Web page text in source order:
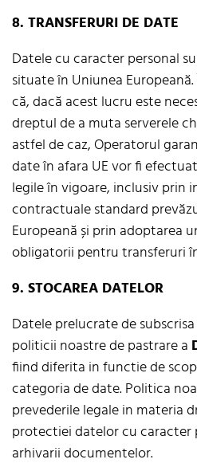
8. TRANSFERURI DE DATE
Datele cu caracter personal
situate în Uniunea
că, dacă acest lucru este
dreptul de a muta serverele
astfel de caz, Operatorul
date în afara UE vor fi
legile în vigoare, inclusiv prin
contractuale standard
Europeană și prin adoptarea
obligatorii pentru transferuri
9. STOCAREA DATELOR
Datele prelucrate de
politicii noastre de pastrare a
fiind diferita in functie de
categoria de date. Politica
prevederile legale in materia
protectiei datelor cu caracter
arhivarii documentelor.